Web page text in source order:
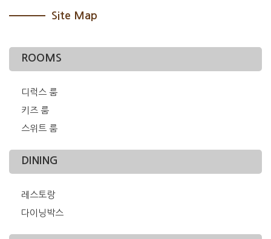
Site Map
ROOMS
디럭스 룸
키즈 룸
스위트 룸
DINING
레스토랑
다이닝박스